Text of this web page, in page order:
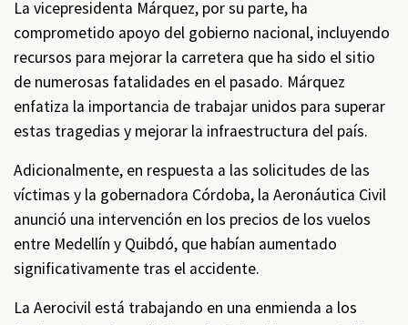
La vicepresidenta Márquez, por su parte, ha
comprometido apoyo del gobierno nacional, incluyendo
recursos para mejorar la carretera que ha sido el sitio
de numerosas fatalidades en el pasado. Márquez
enfatiza la importancia de trabajar unidos para superar
estas tragedias y mejorar la infraestructura del país.
Adicionalmente, en respuesta a las solicitudes de las
víctimas y la gobernadora Córdoba, la Aeronáutica Civil
anunció una intervención en los precios de los vuelos
entre Medellín y Quibdó, que habían aumentado
significativamente tras el accidente.
La Aerocivil está trabajando en una enmienda a los